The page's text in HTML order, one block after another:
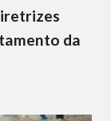
da